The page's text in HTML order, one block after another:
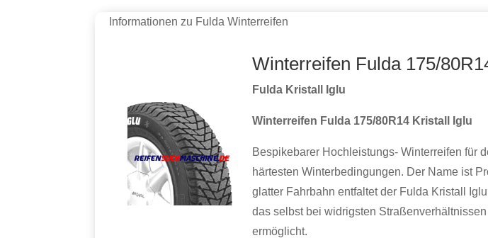
Informationen zu Fulda Winterreifen
Winterreifen Fulda 175/
Fulda Kristall Iglu
Winterreifen Fulda 175/80R14 Kristall Iglu
Bespikebarer Hochleistungs- Winterreifen für
härtesten Winterbedingungen. Der Name ist
glatter Fahrbahn entfaltet der Fulda Kristall
das selbst bei widrigsten
ermöglicht.